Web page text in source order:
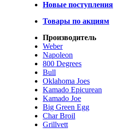
Новые поступления
Товары по акциям
Производитель
Weber
Napoleon
800 Degrees
Bull
Oklahoma Joes
Kamado Epicurean
Kamado Joe
Big Green Egg
Char Broil
Grillvett